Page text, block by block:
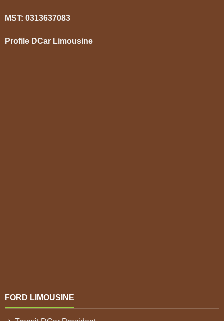
MST: 0313637083
Profile DCar Limousine
FORD LIMOUSINE